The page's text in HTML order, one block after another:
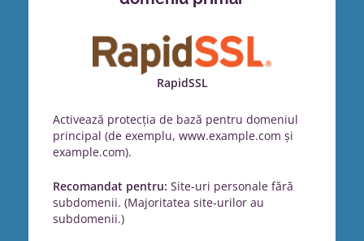
RapidSSL
Activează protecția de bază pentru domeniul
principal (de exemplu, www.example.com și
example.com).
Recomandat pentru: Site-uri personale fără
subdomenii. (Majoritatea site-urilor au
subdomenii.)